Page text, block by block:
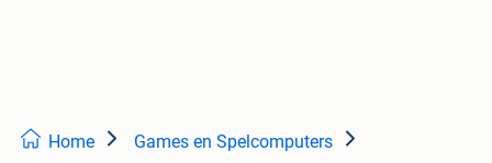
Home Games en Spelcomputers